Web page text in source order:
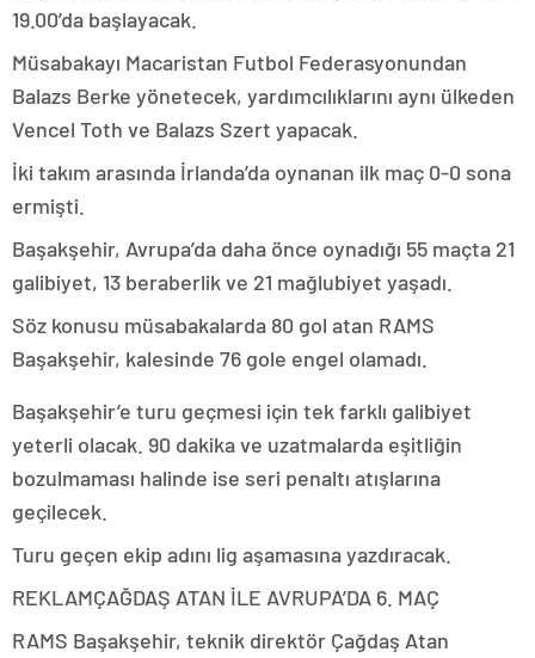
19.00’da başlayacak.
Müsabakayı Macaristan Futbol Federasyonundan
Balazs Berke yönetecek, yardımcılıklarını aynı ülkeden
Vencel Toth ve Balazs Szert yapacak.
İki takım arasında İrlanda’da oynanan ilk maç 0-0 sona
ermişti.
Başakşehir, Avrupa’da daha önce oynadığı 55 maçta 21
galibiyet, 13 beraberlik ve 21 mağlubiyet yaşadı.
Söz konusu müsabakalarda 80 gol atan RAMS
Başakşehir, kalesinde 76 gole engel olamadı.
Başakşehir’e turu geçmesi için tek farklı galibiyet
yeterli olacak. 90 dakika ve uzatmalarda eşitliğin
bozulmaması halinde ise seri penaltı atışlarına
geçilecek.
Turu geçen ekip adını lig aşamasına yazdıracak.​​​​​​
REKLAMÇAĞDAŞ ATAN İLE AVRUPA’DA 6. MAÇ
RAMS Başakşehir, teknik direktör Çağdaş Atan